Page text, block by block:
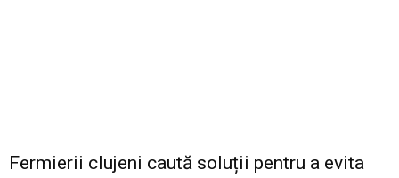
Fermierii clujeni caută soluții pentru a evita